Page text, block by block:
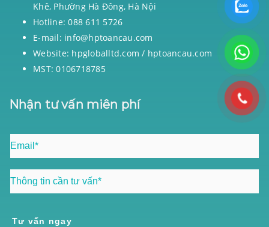
Khê, Phường Hà Đông, Hà Nội
Hotline: 088 611 5726
E-mail: info@hptoancau.com
Website: hpgloballtd.com / hptoancau.com
MST: 0106718785
Nhận tư vấn miên phí
Tư vấn ngay